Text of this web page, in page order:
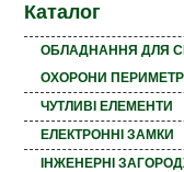
Каталог
ОБЛАДНАННЯ ДЛЯ
ОХОРОНИ
ЧУТЛИВІ ЕЛЕМЕНТИ
ЕЛЕКТРОННІ ЗАМКИ
ІНЖЕНЕРНІ